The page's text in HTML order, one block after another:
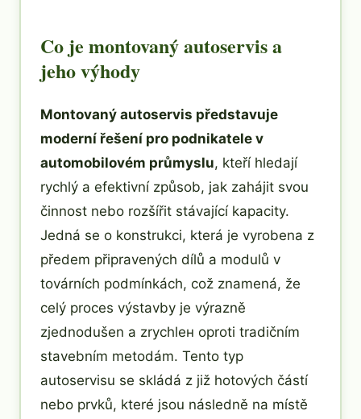
Co je montovaný autoservis a
jeho výhody
Montovaný autoservis představuje
moderní řešení pro podnikatele v
automobilovém průmyslu, kteří hledají
rychlý a efektivní způsob, jak zahájit svou
činnost nebo rozšířit stávající kapacity.
Jedná se o konstrukci, která je vyrobena z
předem připravených dílů a modulů v
továrních podmínkách, což znamená, že
celý proces výstavby je výrazně
zjednodušen a zrychlен oproti tradičním
stavebním metodám. Tento typ
autoservisu se skládá z již hotových částí
nebo prvků, které jsou následně na místě